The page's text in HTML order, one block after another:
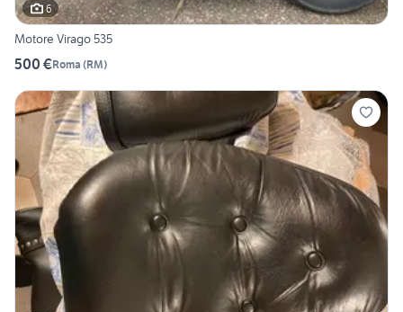
6
Motore Virago 535
500 €Roma (RM)